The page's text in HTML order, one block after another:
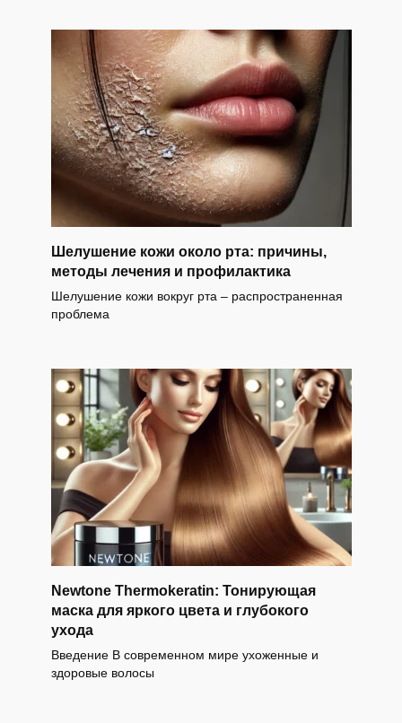
Шелушение кожи около рта: причины,
методы лечения и профилактика
Шелушение кожи вокруг рта – распространенная
проблема
Newtone Thermokeratin: Тонирующая
маска для яркого цвета и глубокого
ухода
Введение В современном мире ухоженные и
здоровые волосы